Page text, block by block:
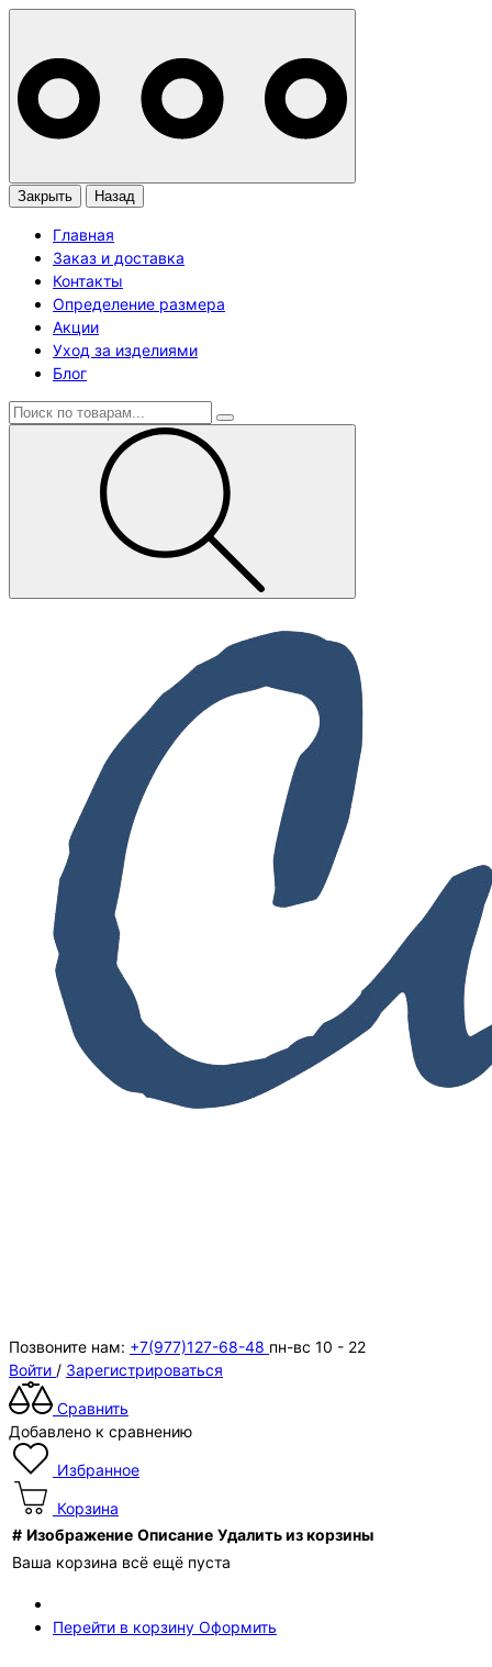
Закрыть Назад
Главная
Заказ и доставка
Контакты
Определение размера
Акции
Уход за изделиями
Блог
Позвоните нам: +7(977)127-68-48 пн-вс 10 - 22
Войти / Зарегистрироваться
Сравнить
Добавлено к сравнению
Избранное
Корзина
# Изображение Описание Удалить из корзины
Ваша корзина всё ещё пуста
Перейти в корзину Оформить